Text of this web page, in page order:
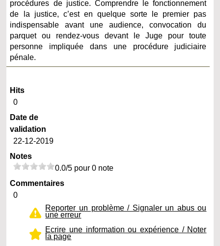
procédures de justice. Comprendre le fonctionnement
de la justice, c’est en quelque sorte le premier pas
indispensable avant une audience, convocation du
parquet ou rendez-vous devant le Juge pour toute
personne impliquée dans une procédure judiciaire
pénale.
Hits
0
Date de
validation
22-12-2019
Notes
0.0/5 pour 0 note
Commentaires
0
Reporter un problème / Signaler un abus ou
une erreur
Ecrire une information ou expérience / Noter
la page